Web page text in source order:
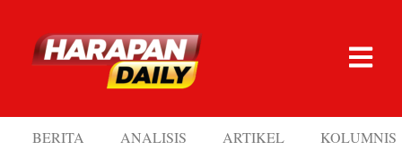
BERITA ANALISIS ARTIKEL KOLUMNIS